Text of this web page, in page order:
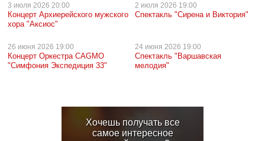
3 июля 2026 20:00
Концерт Архиерейского мужского
хора "Аксиос"
2 июля 2026 19:00
Спектакль "Сирена и Виктория"
26 июня 2026 19:00
Концерт Оркестра CAGMO
"Симфония Экспедиция 33"
24 июня 2026 19:00
Спектакль "Варшавская
мелодия"
Хочешь получать все
самое интересное